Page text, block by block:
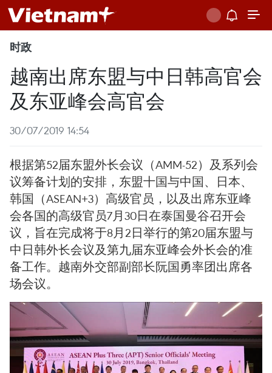
时政
越南出席东盟与中日韩高官会
及东亚峰会高官会
30/07/2019 14:54
根据第52届东盟外长会议（AMM-52）及系列会
议筹备计划的安排，东盟十国与中国、日本、
韩国（ASEAN+3）高级官员，以及出席东亚峰
会各国的高级官员7月30日在泰国曼谷召开会
议，旨在完成将于8月2日举行的第20届东盟与
中日韩外长会议及第九届东亚峰会外长会的准
备工作。越南外交部副部长阮国勇率团出席各
场会议。